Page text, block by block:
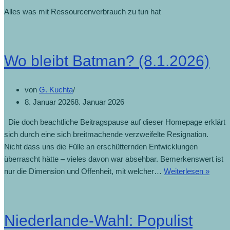
Alles was mit Ressourcenverbrauch zu tun hat
Wo bleibt Batman? (8.1.2026)
von G. Kuchta
8. Januar 20268. Januar 2026
Die doch beachtliche Beitragspause auf dieser Homepage erklärt
sich durch eine sich breitmachende verzweifelte Resignation.
Nicht dass uns die Fülle an erschütternden Entwicklungen
überrascht hätte – vieles davon war absehbar. Bemerkenswert ist
nur die Dimension und Offenheit, mit welcher… Weiterlesen »Wo
Niederlande-Wahl: Populist